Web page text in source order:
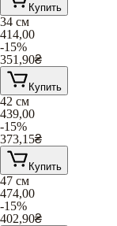
Купить
34 см
414,00
-15%
351,90₴
Купить
42 см
439,00
-15%
373,15₴
Купить
47 см
474,00
-15%
402,90₴